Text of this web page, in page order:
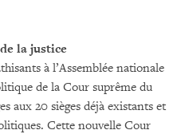
la justice
à l’Assemblée nationale
de la Cour suprême du
aux 20 sièges déjà existants et
Cette nouvelle Cour